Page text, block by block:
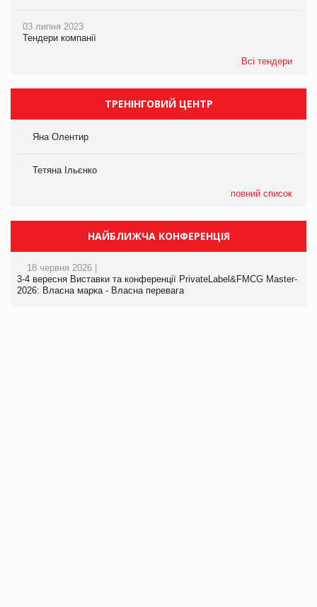
03 липня 2023
Тендери компанії
Всі тендери
ТРЕНІНГОВИЙ ЦЕНТР
Яна Олентир
Тетяна Ільєнко
повний список
НАЙБЛИЖЧА КОНФЕРЕНЦІЯ
18 червня 2026 |
3-4 вересня Виставки та конференції PrivateLabel&FMCG Master-
2026: Власна марка - Власна перевага